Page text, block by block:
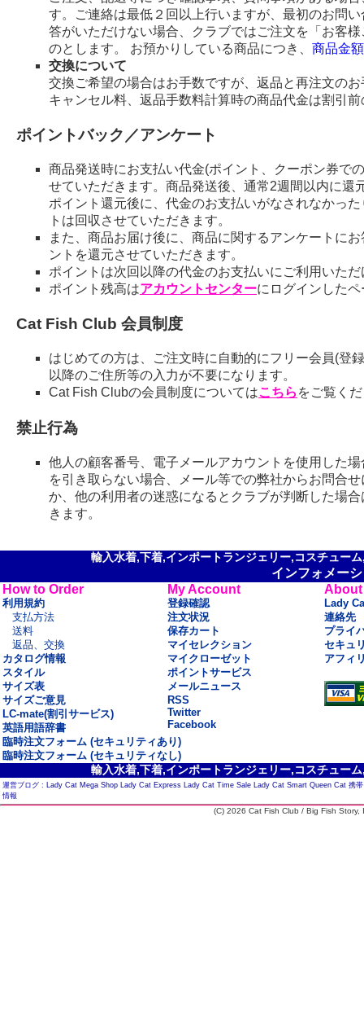
す。ご連絡は最低２回以上行いますが、最初のお問
答がいただけない場合、クラブではご注文を「お客
のとします。 お預かりしている商品につき、 商品金
交換について
交換ご希望の場合はお手数ですが、返品と再注文の
キャンセル料、返品手数料計算時の商品代金は割引
ポイントバック／アンケート
商品発送時にお支払い代金(ポイント、クーポン券で
せていただきます。商品発送後、通常2週間以内に還
ポイント還元後に、代金のお支払いがなされなかっ
トは回収させていただきます。
また、商品お届け後に、商品に関するアンケートに
ントを還元させていただきます。
ポイントは次回以降の代金のお支払いにご利用いた
ポイント残高はアカウントセンターにログインした
Cat Fish Club 会員制度
はじめての方は、ご注文時に自動的にフリー会員(登
以降のご住所等の入力が不要になります。
Cat Fish Clubの会員制度についてはこちら をご覧く
禁止行為
他人の顧客番号、電子メールアカウントを使用した
を引き取らない場合、メール等での弊社からお問合
か、他の利用者の迷惑になるとクラブが判断した場
きます。
輸入水着,下着,インポートランジェリー,コスチュー
インフォメー
How to Order
利用規約
支払方法
送料
返品、交換
カタログ情報
スタイル
サイズ表
サイズご意見
LC-mate(割引サービス)
英語用語辞書
My Account
登録確認
注文状況
保存カート
マイセレクション
マイクローゼット
ポイントサービス
メールニュース
RSS
Twitter
Facebook
About
Lady
連絡先
プライ
セキュ
アフィ
臨時注文フォーム (セキュリティあり)
臨時注文フォーム (セキュリティなし)
輸入水着,下着,インポートランジェリー,コスチュー
運営ブログ : Lady Cat Mega Shop Lady Cat Express Lady Cat Time Sale Lady Cat Smart Queen Cat 携
情報
(C) 2026 Cat Fish Club / Big Fish Story,